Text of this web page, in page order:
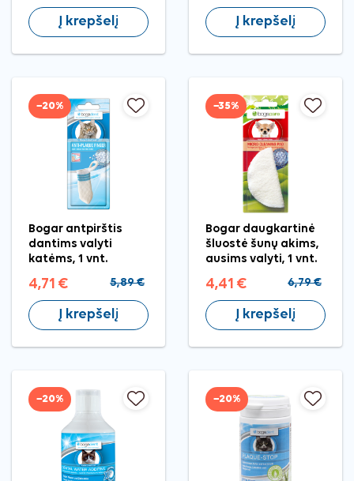
Į krepšelį Į krepšelį
−20%
Bogar antpirštis
dantims valyti
katėms, 1 vnt.
4,71 € 5,89 €
Į krepšelį
−35%
Bogar daugkartinė
šluostė šunų akims,
ausims valyti, 1 vnt.
4,41 € 6,79 €
Į krepšelį
−20% −20%